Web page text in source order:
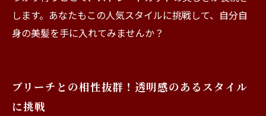
します。あなたもこの人気スタイルに挑戦して、自分自
身の美髪を手に入れてみませんか？
ブリーチとの相性抜群！透明感のあるスタイル
に挑戦